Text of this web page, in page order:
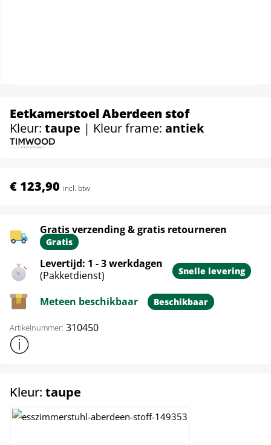
Eetkamerstoel Aberdeen stof
Kleur: taupe | Kleur frame: antiek
€ 123,90 incl. btw
Gratis verzending & gratis retourneren
Gratis
Levertijd: 1 - 3 werkdagen
(Pakketdienst)
Snelle levering
Meteen beschikbaar Beschikbaar
Artikelnummer: 310450
Toon meer productinformatie
Kleur: taupe